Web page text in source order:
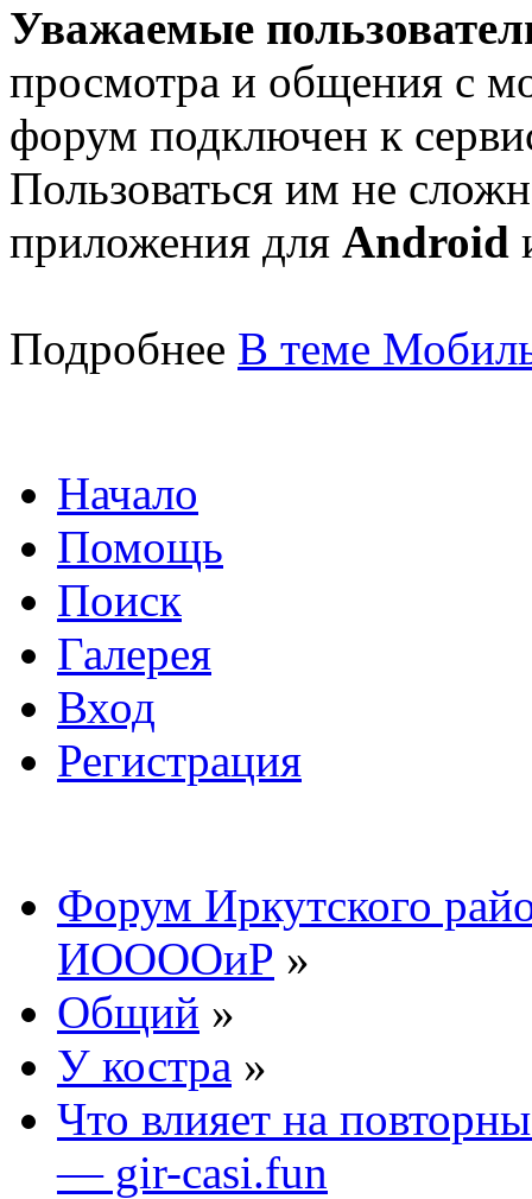
Уважаемые
просмотра и общения с
форум подключен к
Пользоваться им не
приложения для Android
Подробнее В теме
Начало
Помощь
Поиск
Галерея
Вход
Регистрация
Форум Иркутского
ИООООиР »
Общий »
У костра »
Что влияет на
— gir-casi.fun